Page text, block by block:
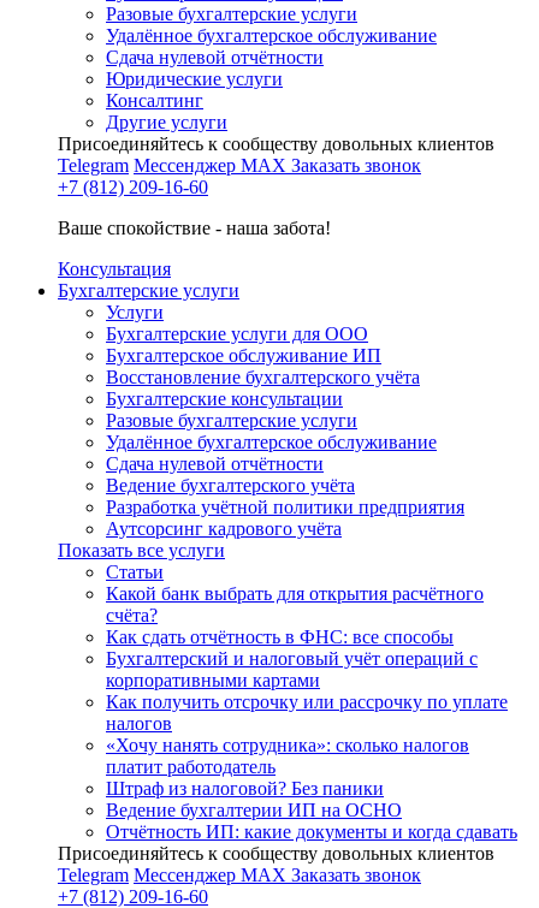
Разовые бухгалтерские услуги
Удалённое бухгалтерское обслуживание
Сдача нулевой отчётности
Юридические услуги
Консалтинг
Другие услуги
Присоединяйтесь к сообществу довольных клиентов
Telegram Мессенджер MAX Заказать звонок
+7 (812) 209-16-60
Ваше спокойствие - наша забота!
Консультация
Бухгалтерские услуги
Услуги
Бухгалтерские услуги для ООО
Бухгалтерское обслуживание ИП
Восстановление бухгалтерского учёта
Бухгалтерские консультации
Разовые бухгалтерские услуги
Удалённое бухгалтерское обслуживание
Сдача нулевой отчётности
Ведение бухгалтерского учёта
Разработка учётной политики предприятия
Аутсорсинг кадрового учёта
Показать все услуги
Статьи
Какой банк выбрать для открытия расчётного
счёта?
Как сдать отчётность в ФНС: все способы
Бухгалтерский и налоговый учёт операций с
корпоративными картами
Как получить отсрочку или рассрочку по уплате
налогов
«Хочу нанять сотрудника»: сколько налогов
платит работодатель
Штраф из налоговой? Без паники
Ведение бухгалтерии ИП на ОСНО
Отчётность ИП: какие документы и когда сдавать
Присоединяйтесь к сообществу довольных клиентов
Telegram Мессенджер MAX Заказать звонок
+7 (812) 209-16-60